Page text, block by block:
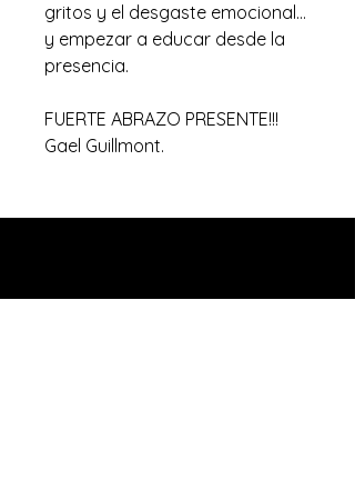
gritos y el desgaste emocional…
y empezar a educar desde la
presencia.
FUERTE ABRAZO PRESENTE!!!
Gael Guillmont.
Contactanos!